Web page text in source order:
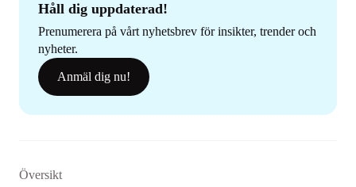
Håll dig uppdaterad!
Prenumerera på vårt nyhetsbrev för insikter, trender och
nyheter.
Anmäl dig nu!
Översikt